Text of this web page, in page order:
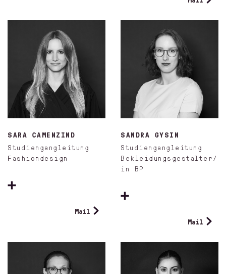
SARA CAMENZIND
Studiengangleitung
Fashiondesign
Mail
SANDRA GYSIN
Studiengangleitung
Bekleidungsgestalter/
in BP
Mail